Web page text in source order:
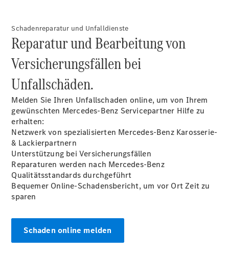
Alle
Limousinen
CLA
C-Klasse
Limousine
C-Klasse
Limousine
NeuElektrisch
Limousine
Elektrisch
EQS
Limousine
NeuElektrisch
E-Klasse
Limousine
S-Klasse
Mercedes-
Maybach
S-Klasse
Neu
Schadenreparatur und Unfalldienste
Reparatur und Bearbeitung von
Versicherungsfällen bei
Unfallschäden.
Melden Sie Ihren Unfallschaden online, um von Ihrem
gewünschten Mercedes-Benz Servicepartner Hilfe zu
erhalten:
Netzwerk von spezialisierten Mercedes-Benz Karosserie-
& Lackierpartnern
Unterstützung bei Versicherungsfällen
Reparaturen werden nach Mercedes-Benz
Qualitätsstandards durchgeführt
Bequemer Online-Schadensbericht, um vor Ort Zeit zu
sparen
Schaden online melden